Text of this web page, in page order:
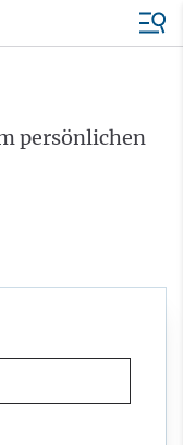
persönlichen